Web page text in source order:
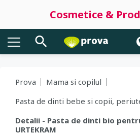
Cosmetice &
Prova
Mama si copilul
Pasta de dinti bebe si copii,
Detalii - Pasta de dinti bio
URTEKRAM